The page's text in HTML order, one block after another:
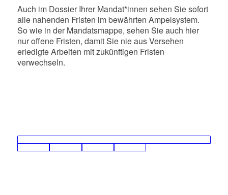
Auch im Dossier Ihrer Mandat*innen sehen Sie sofort
alle nahenden Fristen im bewährten Ampelsystem.
So wie in der Mandatsmappe, sehen Sie auch hier
nur offene Fristen, damit Sie nie aus Versehen
erledigte Arbeiten mit zukünftigen Fristen
verwechseln.